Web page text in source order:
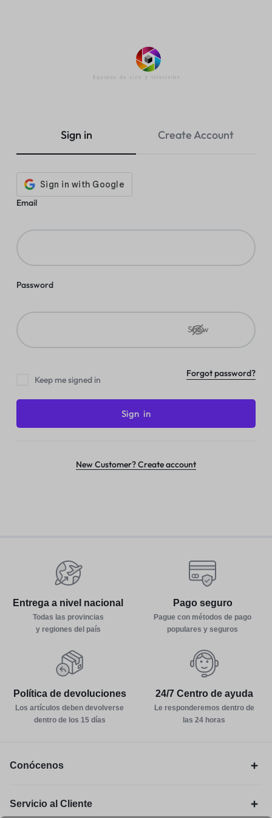
fotógrafo
Sign in Create Account
Email
Password
Show
Keep me signed in
Forgot password?
Sign in
New Customer? Create account
Entrega a nivel nacional
Todas las provincias
y regiones del país
Pago seguro
Pague con métodos de pago
populares y seguros
Política de devoluciones
Los artículos deben devolverse
dentro de los 15 días
24/7 Centro de ayuda
Le responderemos dentro de
las 24 horas
Conócenos
Servicio al Cliente